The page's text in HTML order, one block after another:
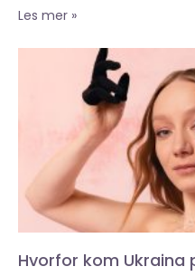
Les mer »
Hvorfor kom Ukraina